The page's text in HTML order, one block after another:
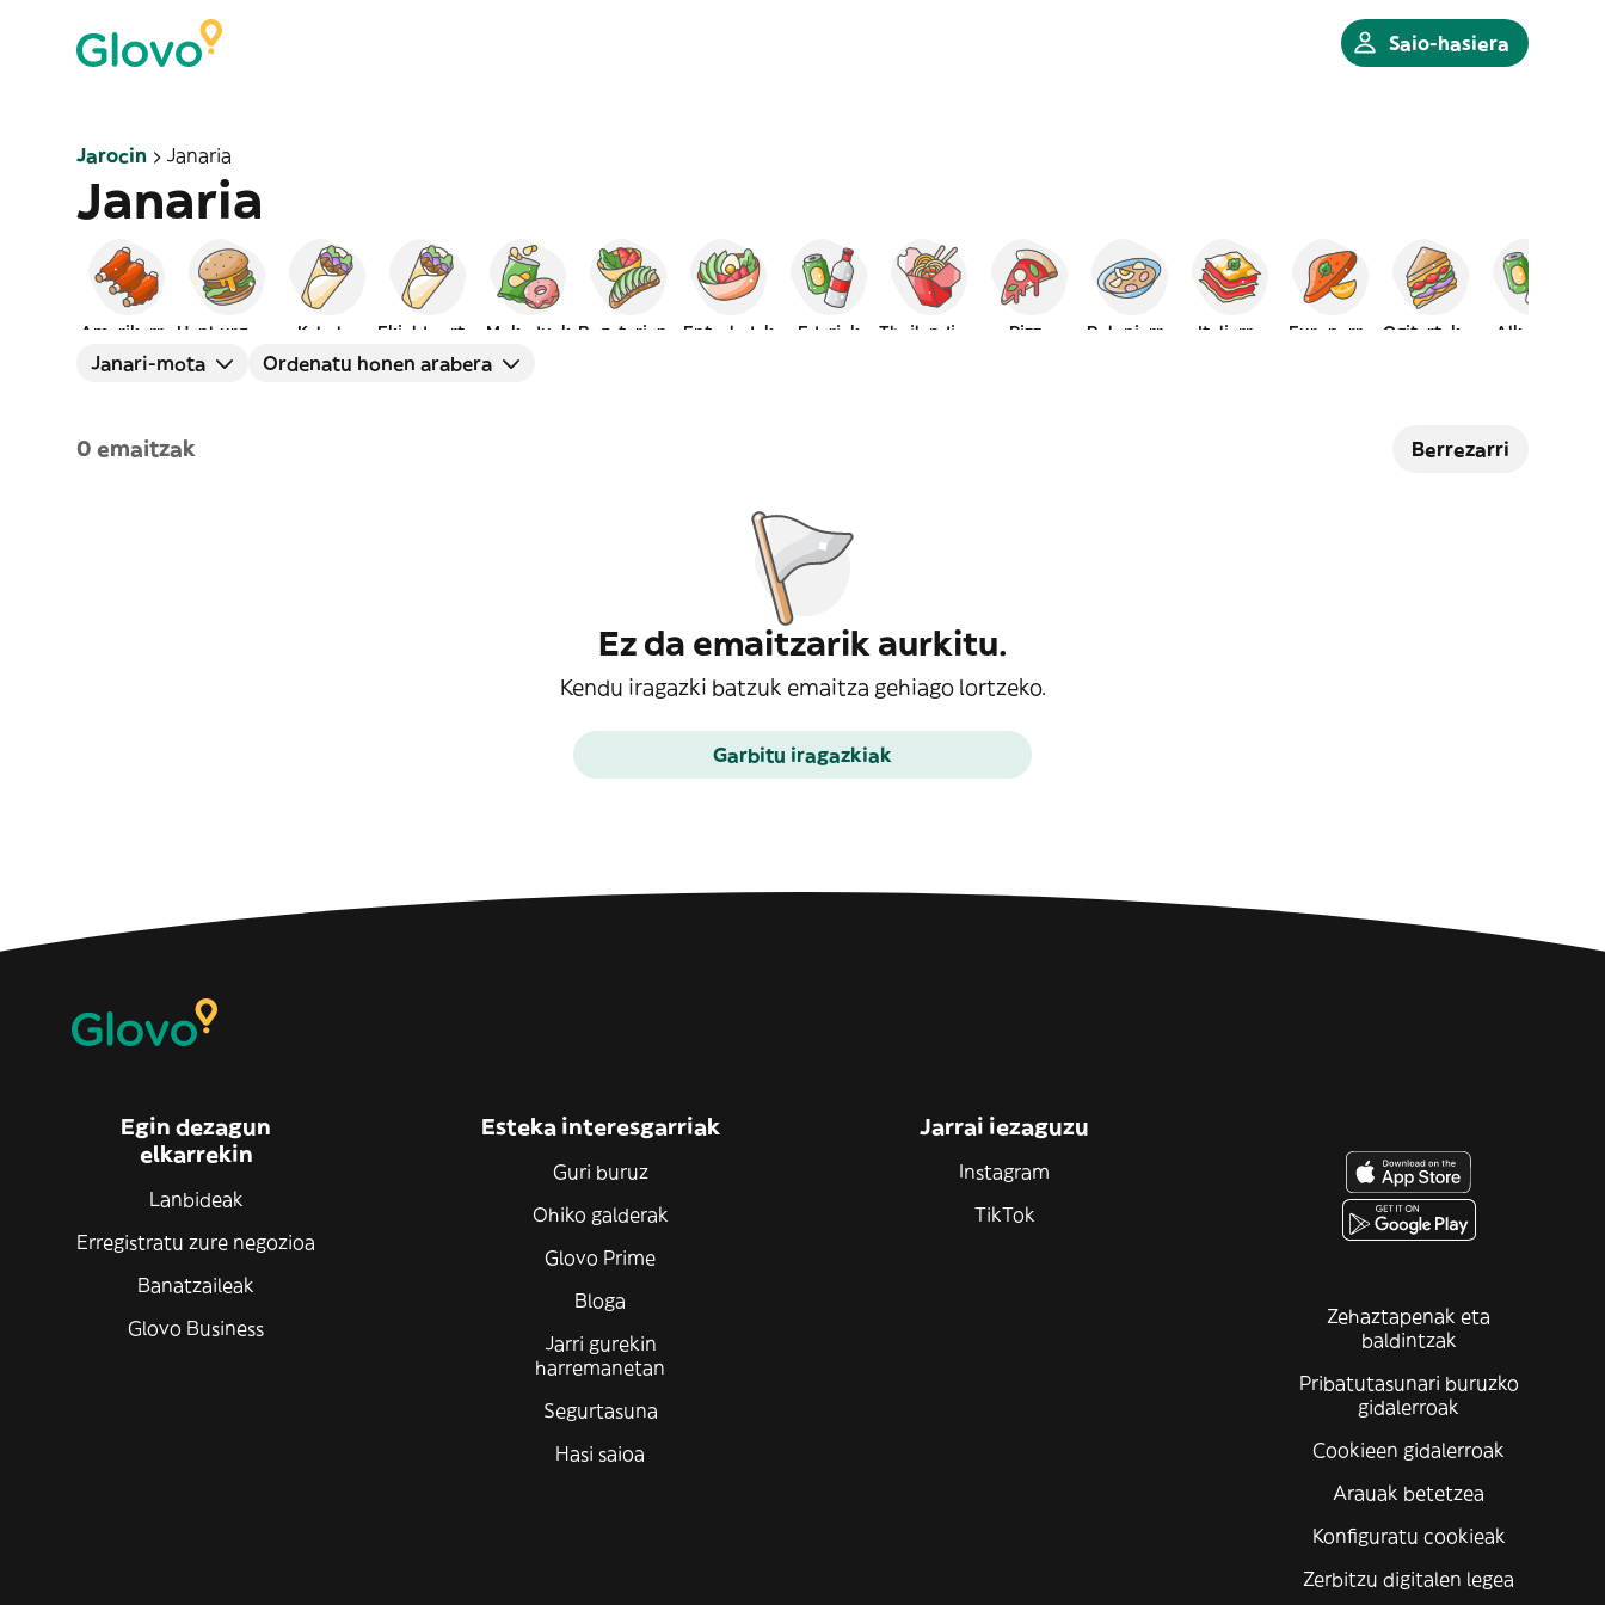
Saio-hasiera
Jarocin Janaria
Janaria
Amerikarra Kebaba Mokaduak Entsaladak Edariak Pizza Poloniarra Italiarra Europarra Ogitartekoa Alkohola
Janari-mota Ordenatu honen arabera
0 emaitzak Berrezarri
Ez da emaitzarik aurkitu.
Kendu iragazki batzuk emaitza gehiago lortzeko.
Garbitu iragazkiak
Egin dezagun
elkarrekin
Lanbideak
Erregistratu zure negozioa
Banatzaileak
Glovo Business
Esteka interesgarriak
Guri buruz
Ohiko galderak
Glovo Prime
Bloga
Jarri gurekin
harremanetan
Segurtasuna
Hasi saioa
Jarrai iezaguzu
Instagram
TikTok
Zehaztapenak eta
baldintzak
Pribatutasunari buruzko
gidalerroak
Cookieen gidalerroak
Arauak betetzea
Konfiguratu cookieak
Zerbitzu digitalen legea